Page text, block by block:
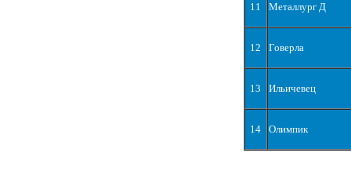
11 Металлург Д
12 Говерла
13 Ильичевец
14 Олимпик